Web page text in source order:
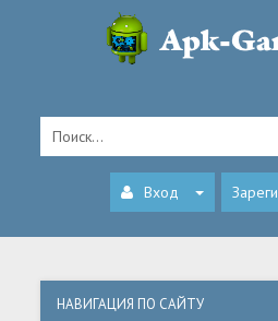
Вход
НАВИГАЦИЯ ПО САЙТУ